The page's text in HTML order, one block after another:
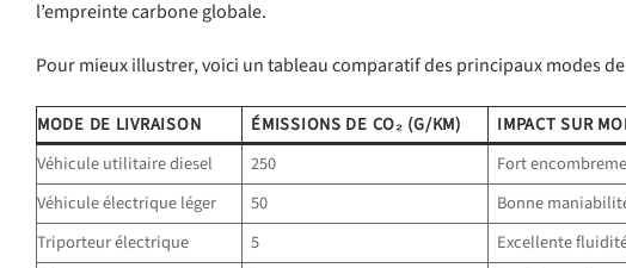
l’empreinte carbone globale.
Pour mieux illustrer, voici un tableau comparatif des principaux modes
MODE DE LIVRAISON ÉMISSIONS DE CO₂ (G/KM) IMPACT SUR
Véhicule utilitaire diesel
250 Fort
Véhicule électrique léger
50 Bonne
Triporteur électrique
5 Excellente